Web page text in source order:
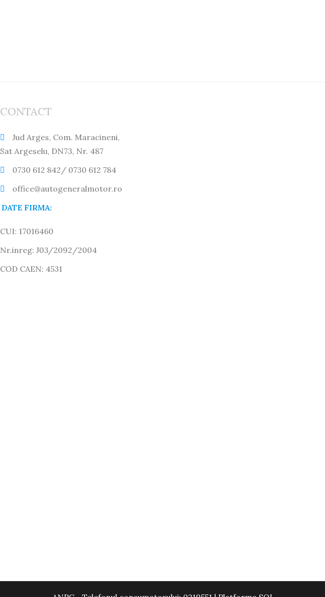
CONTACT
Jud Arges, Com. Maracineni,
Sat Argeselu, DN73, Nr. 487
0730 612 842/ 0730 612 784
office@autogeneralmotor.ro
DATE FIRMA:
CUI: 17016460
Nr.inreg: J03/2092/2004
COD CAEN: 4531